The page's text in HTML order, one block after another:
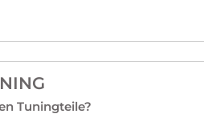
Tuningteile?